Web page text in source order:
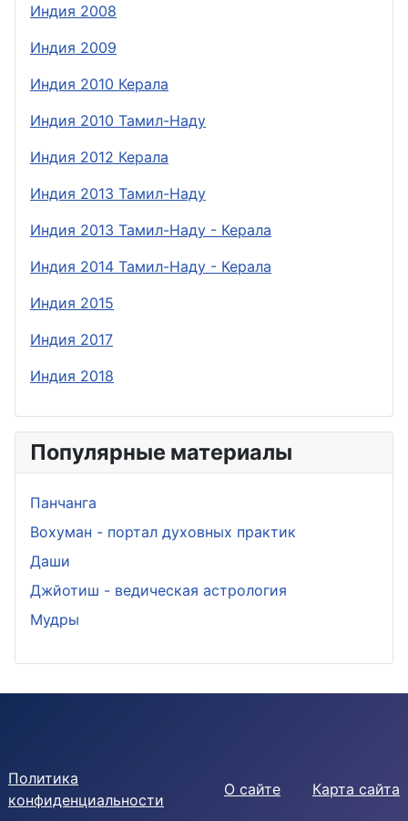
Индия 2008
Индия 2009
Индия 2010 Керала
Индия 2010 Тамил-Наду
Индия 2012 Керала
Индия 2013 Тамил-Наду
Индия 2013 Тамил-Наду - Керала
Индия 2014 Тамил-Наду - Керала
Индия 2015
Индия 2017
Индия 2018
Популярные материалы
Панчанга
Вохуман - портал духовных практик
Даши
Джйотиш - ведическая астрология
Мудры
Политика
конфиденциальности
О сайте Карта сайта